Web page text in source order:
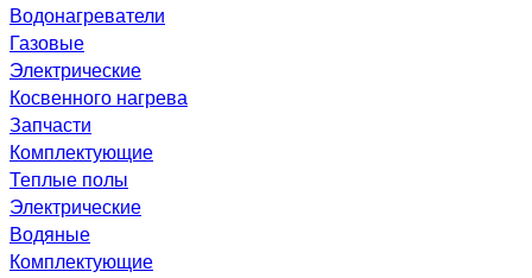
Водонагреватели
Газовые
Электрические
Косвенного нагрева
Запчасти
Комплектующие
Теплые полы
Электрические
Водяные
Комплектующие